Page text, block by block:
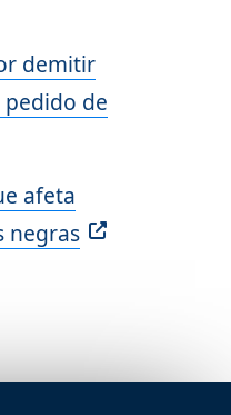
demitir
de
afeta
negras